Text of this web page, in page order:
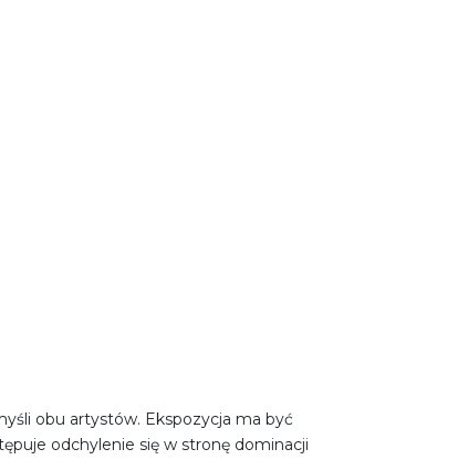
obu artystów. Ekspozycja ma być
odchylenie się w stronę dominacji